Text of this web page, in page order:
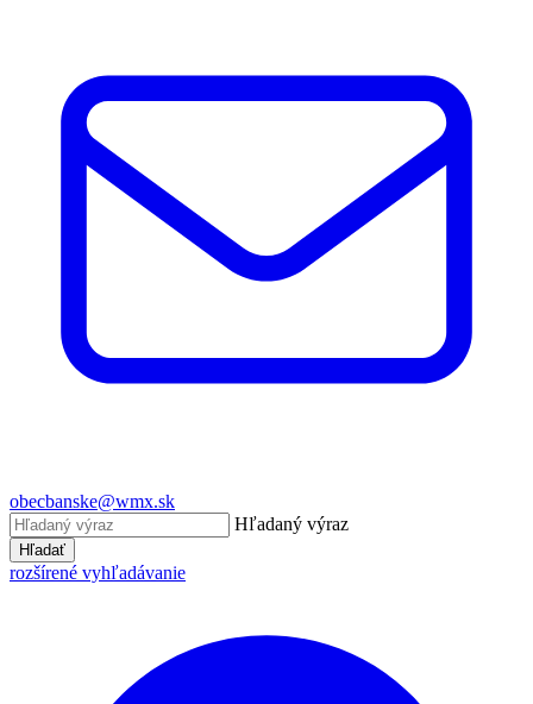
obecbanske@wmx.sk
Hľadaný výraz
Hľadať
rozšírené vyhľadávanie